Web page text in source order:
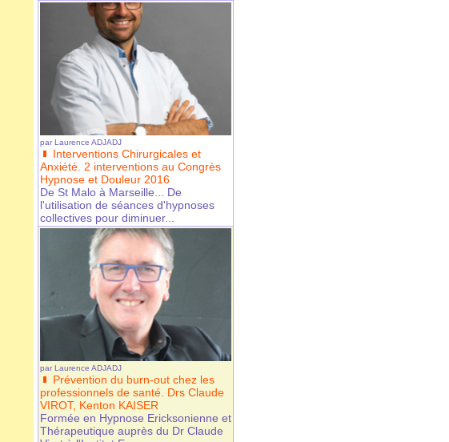
par Laurence ADJADJ
Interventions Chirurgicales et
Anxiété. 2 interventions au Congrès
Hypnose et Douleur 2016
De St Malo à Marseille... De
l'utilisation de séances d'hypnoses
collectives pour diminuer...
par Laurence ADJADJ
Prévention du burn-out chez les
professionnels de santé. Drs Claude
VIROT, Kenton KAISER
Formée en Hypnose Ericksonienne et
Thérapeutique auprès du Dr Claude